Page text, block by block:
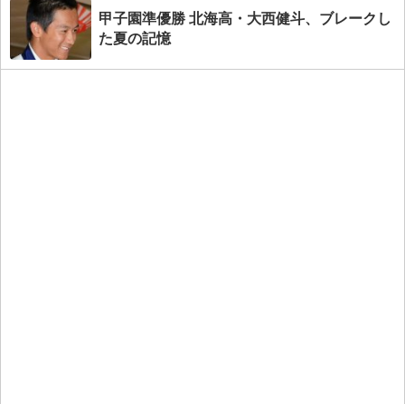
甲子園準優勝 北海高・大西健斗、ブレークし
た夏の記憶